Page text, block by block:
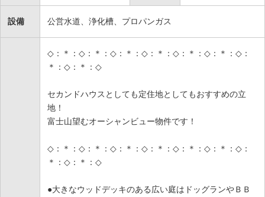
設備 公営水道、浄化槽、プロパンガス
◇：＊：◇：＊：◇：＊：◇：＊：◇：＊：◇：＊：◇：
＊：◇：＊：◇
セカンドハウスとしても定住地としてもおすすめの立
地！
富士山望むオーシャンビュー物件です！
◇：＊：◇：＊：◇：＊：◇：＊：◇：＊：◇：＊：◇：
＊：◇：＊：◇
●大きなウッドデッキのある広い庭はドッグランやＢＢ